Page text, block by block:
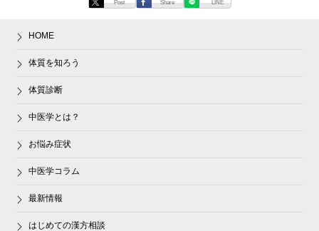
Post Share LINE
HOME
体質を知ろう
体質診断
中医学とは？
お悩み症状
中医学コラム
最新情報
はじめての漢方相談